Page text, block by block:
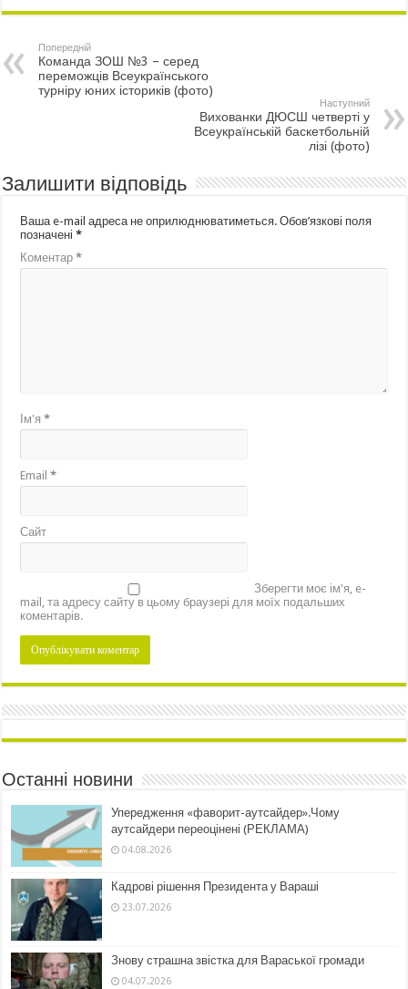
Попередній
Команда ЗОШ №3 – серед
переможців Всеукраїнського
турніру юних істориків (фото)
Наступний
Вихованки ДЮСШ четверті у
Всеукраїнській баскетбольній
лізі (фото)
Залишити відповідь
Ваша e-mail адреса не оприлюднюватиметься. Обов’язкові поля
позначені*
Коментар*
Ім'я*
Email*
Сайт
Зберегти моє ім'я, e-
mail, та адресу сайту в цьому браузері для моїх подальших
коментарів.
Останні новини
Упередження «фаворит-аутсайдер».Чому
аутсайдери переоцінені (РЕКЛАМА)
04.08.2026
Кадрові рішення Президента у Вараші
23.07.2026
Знову страшна звістка для Вараської громади
04.07.2026